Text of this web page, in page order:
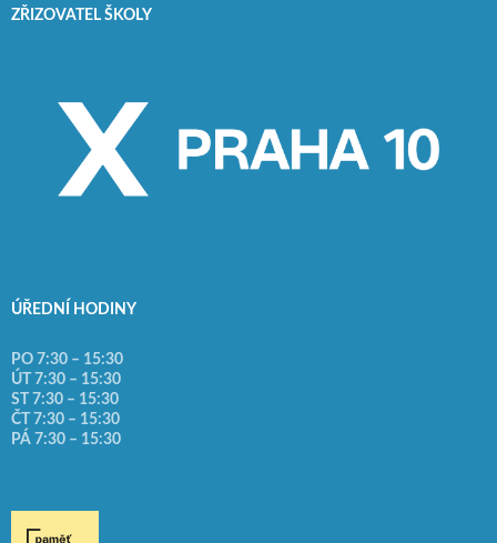
ZŘIZOVATEL ŠKOLY
ÚŘEDNÍ HODINY
PO 7:30 – 15:30
ÚT 7:30 – 15:30
ST 7:30 – 15:30
ČT 7:30 – 15:30
PÁ 7:30 – 15:30